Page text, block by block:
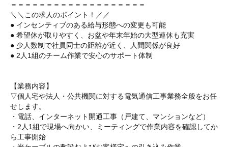
＝＝＝＝＝＝＝＝＝＝＝＝＝＝＝＝＝＝＝
＼＼この求人のポイント！／／
● インセンティブのある給与形態への変更も可能
● 希望休が取りやすく、お盆や年末年始の大型連休も充実
● 少人数制で社員同士の距離が近く、人間関係が良好
● 2人1組のチーム作業で安心のサポート体制
【業務内容】
▽個人宅や法人・公共機関に対する電気通信工事業務全般をお任
せします。
・電話、インターネット開通工事（戸建て、マンションなど）
・2人1組で現場へ向かい、ミーティングで作業内容を確認してか
ら工事開始